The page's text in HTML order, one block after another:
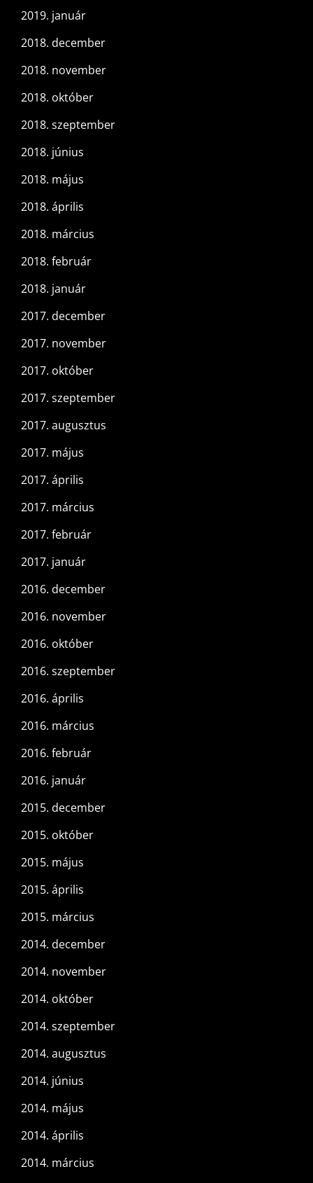
2019. január
2018. december
2018. november
2018. október
2018. szeptember
2018. június
2018. május
2018. április
2018. március
2018. február
2018. január
2017. december
2017. november
2017. október
2017. szeptember
2017. augusztus
2017. május
2017. április
2017. március
2017. február
2017. január
2016. december
2016. november
2016. október
2016. szeptember
2016. április
2016. március
2016. február
2016. január
2015. december
2015. október
2015. május
2015. április
2015. március
2014. december
2014. november
2014. október
2014. szeptember
2014. augusztus
2014. június
2014. május
2014. április
2014. március